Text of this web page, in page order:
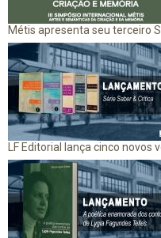
Métis apresenta seu terceiro
LF Editorial lança cinco